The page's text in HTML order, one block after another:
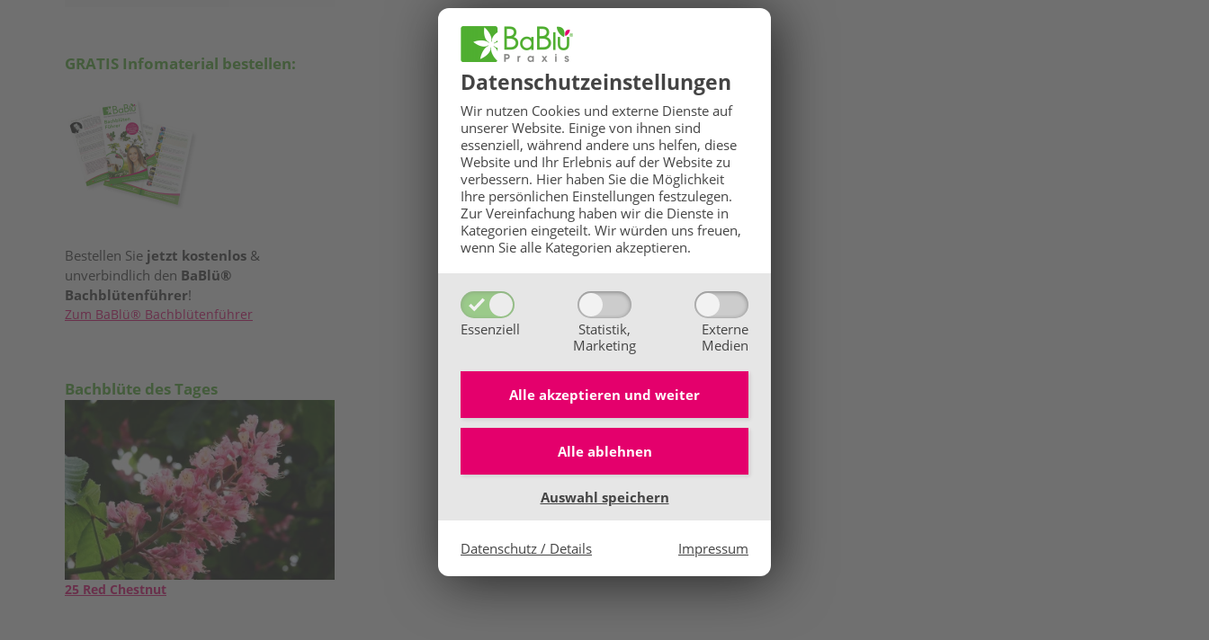
Datenschutz­einstellungen
Wir nutzen Cookies und externe Dienste auf
unserer Website. Einige von ihnen sind
essenziell, während andere uns helfen, diese
Website und Ihr Erlebnis auf der Website zu
verbessern. Hier haben Sie die Möglichkeit
Ihre persönlichen Einstellungen festzulegen.
Zur Vereinfachung haben wir die Dienste in
Kategorien eingeteilt. Wir würden uns freuen,
wenn Sie alle Kategorien akzeptieren.
Essenziell
Statistik,
Marketing
Externe
Medien
Alle akzeptieren und weiter
Alle ablehnen
Auswahl speichern
Datenschutz / Details Impressum
GRATIS Infomaterial bestellen:
Bestellen Sie jetzt kostenlos &
unverbindlich den BaBlü®
Bachblütenführer!
Zum BaBlü® Bachblütenführer
Bachblüte des Tages
25 Red Chestnut